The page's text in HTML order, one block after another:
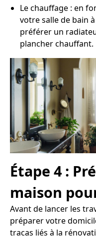
Le chauffage : en
votre salle de bain
préférer un
plancher chauffant.
Étape 4 :
maison
Avant de lancer les
préparer votre
tracas liés à la